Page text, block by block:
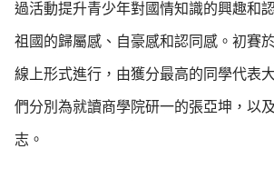
過活動提升青少年對國情知識的興趣和
祖國的歸屬感、自豪感和認同感。初賽
線上形式進行，由獲分最高的同學代表
們分別為就讀商學院研一的張亞坤，以
志。